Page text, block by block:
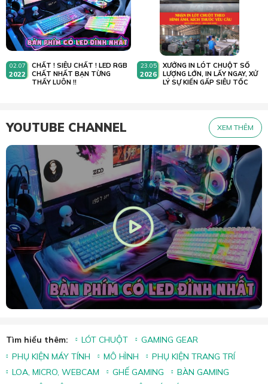
02.07
2022
CHẤT ! SIÊU CHẤT ! LED RGB
CHẤT NHẤT BẠN TỪNG
THẤY LUÔN !!
23.05
2026
XƯỞNG IN LÓT CHUỘT SỐ
LƯỢNG LỚN, IN LẤY NGAY, XỬ
LÝ SỰ KIẾN GẤP SIÊU TỐC
YOUTUBE CHANNEL XEM THÊM
Tìm hiểu thêm: LÓT CHUỘT
GAMING GEAR
PHỤ KIỆN MÁY TÍNH
MÔ HÌNH
PHỤ KIỆN TRANG TRÍ
LOA, MICRO, WEBCAM
GHẾ GAMING
BÀN GAMING